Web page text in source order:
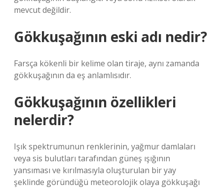
mevcut değildir.
Gökkuşağının eski adı nedir?
Farsça kökenli bir kelime olan tiraje, aynı zamanda
gökkuşağının da eş anlamlısıdır.
Gökkuşağının özellikleri
nelerdir?
Işık spektrumunun renklerinin, yağmur damlaları
veya sis bulutları tarafından güneş ışığının
yansıması ve kırılmasıyla oluşturulan bir yay
şeklinde göründüğü meteorolojik olaya gökkuşağı